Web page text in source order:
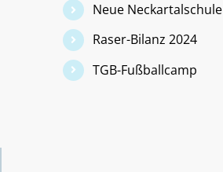
Neue Neckartalschule
Raser-Bilanz 2024
TGB-Fußballcamp